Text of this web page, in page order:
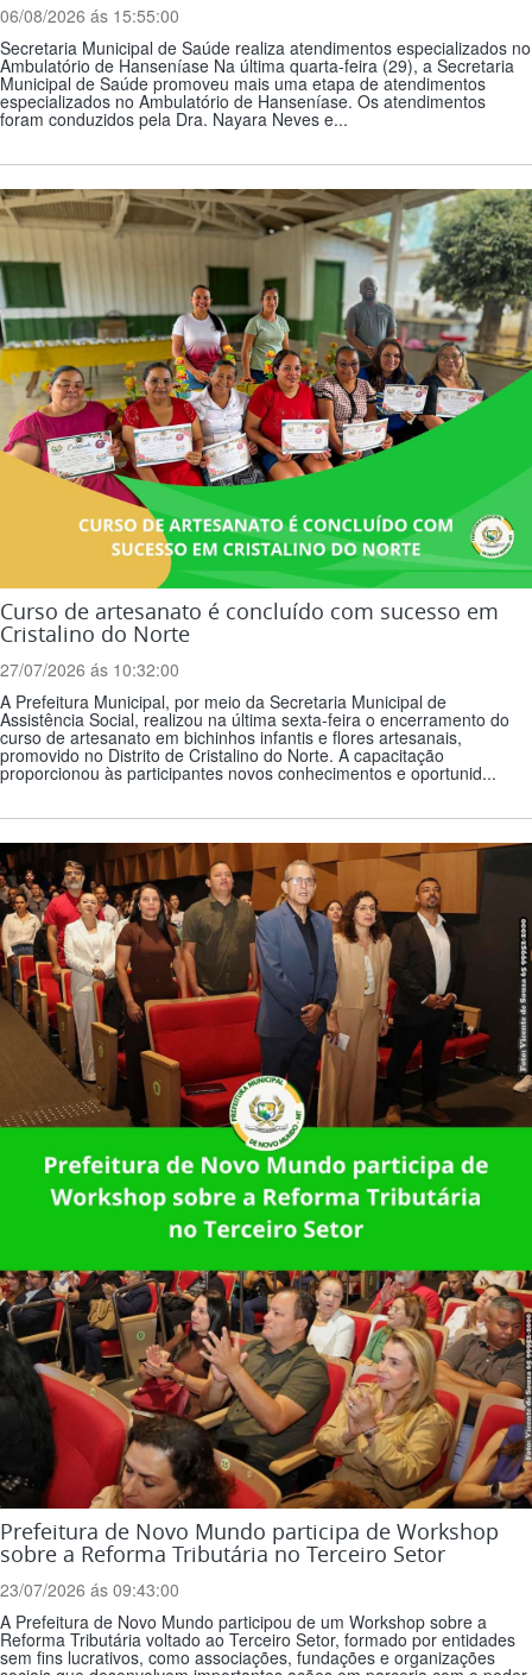
06/08/2026 ás 15:55:00
Secretaria Municipal de Saúde realiza atendimentos especializados no
Ambulatório de Hanseníase Na última quarta-feira (29), a Secretaria
Municipal de Saúde promoveu mais uma etapa de atendimentos
especializados no Ambulatório de Hanseníase. Os atendimentos
foram conduzidos pela Dra. Nayara Neves e...
Curso de artesanato é concluído com sucesso em
Cristalino do Norte
27/07/2026 ás 10:32:00
A Prefeitura Municipal, por meio da Secretaria Municipal de
Assistência Social, realizou na última sexta-feira o encerramento do
curso de artesanato em bichinhos infantis e flores artesanais,
promovido no Distrito de Cristalino do Norte. A capacitação
proporcionou às participantes novos conhecimentos e oportunid...
Prefeitura de Novo Mundo participa de Workshop
sobre a Reforma Tributária no Terceiro Setor
23/07/2026 ás 09:43:00
A Prefeitura de Novo Mundo participou de um Workshop sobre a
Reforma Tributária voltado ao Terceiro Setor, formado por entidades
sem fins lucrativos, como associações, fundações e organizações